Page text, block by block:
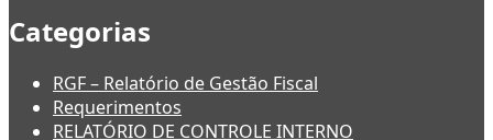
Categorias
RGF – Relatório de Gestão Fiscal
Requerimentos
RELATÓRIO DE CONTROLE INTERNO